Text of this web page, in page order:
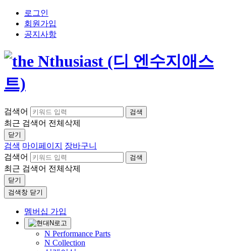
로그인
회원가입
공지사항
검색어 검색
최근 검색어 전체삭제
닫기
검색 마이페이지
장바구니
검색어
검색
최근 검색어 전체삭제
닫기
검색창 닫기
멤버십 가입
N Performance Parts
N Collection